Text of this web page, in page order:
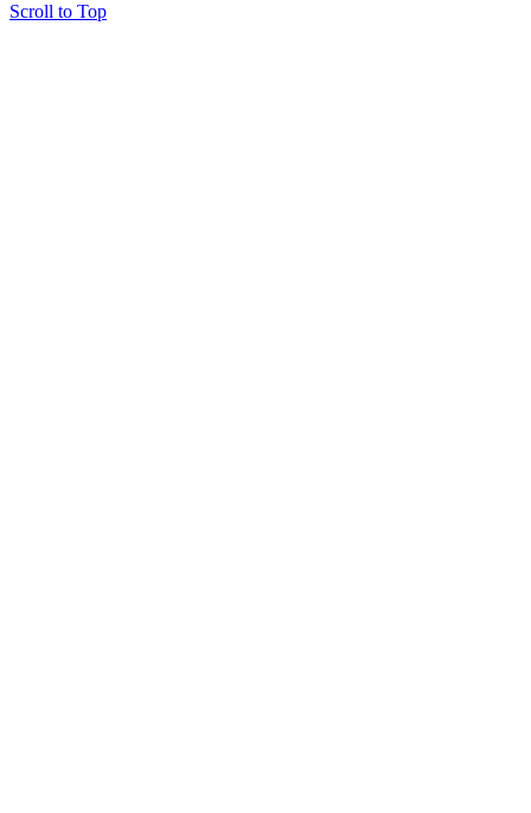
Scroll to Top